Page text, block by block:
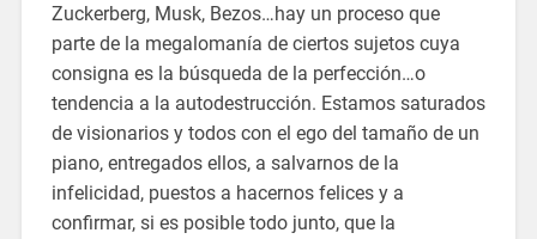
Zuckerberg, Musk, Bezos…hay un proceso que
parte de la megalomanía de ciertos sujetos cuya
consigna es la búsqueda de la perfección…o
tendencia a la autodestrucción. Estamos saturados
de visionarios y todos con el ego del tamaño de un
piano, entregados ellos, a salvarnos de la
infelicidad, puestos a hacernos felices y a
confirmar, si es posible todo junto, que la